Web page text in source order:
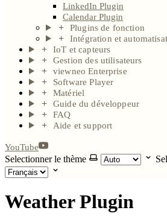
LinkedIn Plugin
Calendar Plugin
Plugins de fonction
Intégration et
IoT et capteurs
Gestion des utilisateurs
viewneo Enterprise
Software Player
Matériel
Guide du développeur
FAQ
Aide et support
YouTube
Selectionner le thème
Weather Plugin